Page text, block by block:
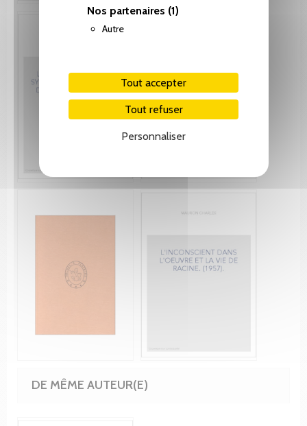
Nos partenaires (1)
Autre
Tout accepter
Tout refuser
Personnaliser
DE MÊME AUTEUR(E)